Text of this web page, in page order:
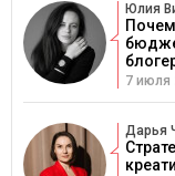
Юлия
7 июля
Дарья